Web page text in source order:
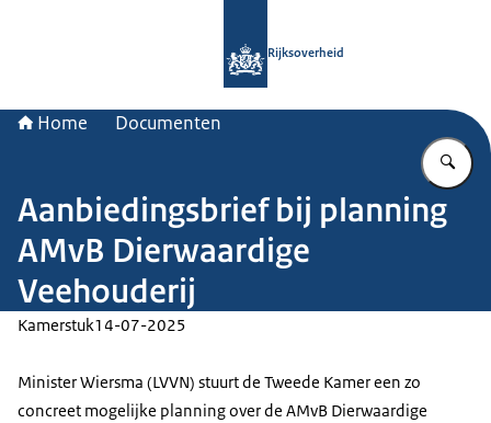
Rijksoverheid
Home Documenten
Aanbiedingsbrief bij planning
AMvB Dierwaardige
Veehouderij
Kamerstuk14-07-2025
Minister Wiersma (LVVN) stuurt de Tweede Kamer een zo
concreet mogelijke planning over de AMvB Dierwaardige